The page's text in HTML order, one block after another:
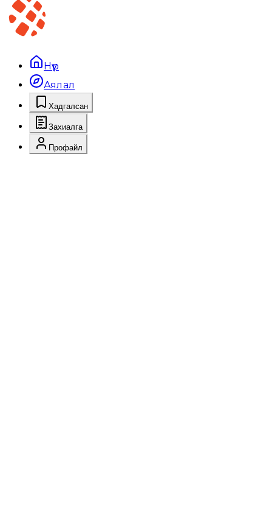
Нүүр
Аялал
Хадгалсан
Захиалга
Профайл